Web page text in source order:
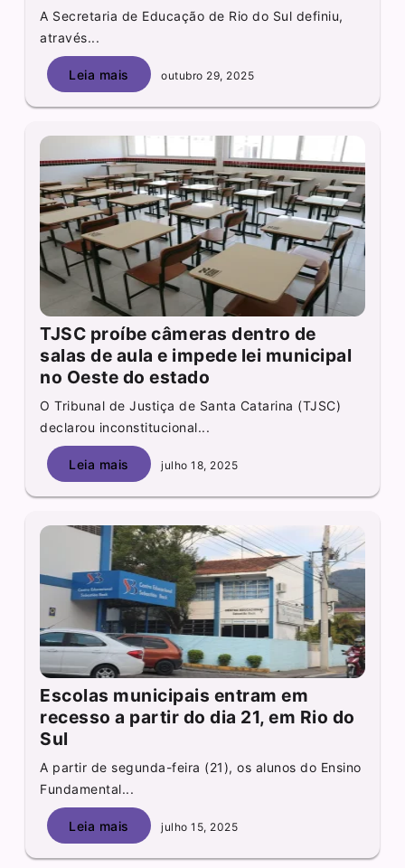
A Secretaria de Educação de Rio do Sul definiu,
através...
Leia mais outubro 29, 2025
TJSC proíbe câmeras dentro de
salas de aula e impede lei municipal
no Oeste do estado
O Tribunal de Justiça de Santa Catarina (TJSC)
declarou inconstitucional...
Leia mais julho 18, 2025
Escolas municipais entram em
recesso a partir do dia 21, em Rio do
Sul
A partir de segunda-feira (21), os alunos do Ensino
Fundamental...
Leia mais julho 15, 2025